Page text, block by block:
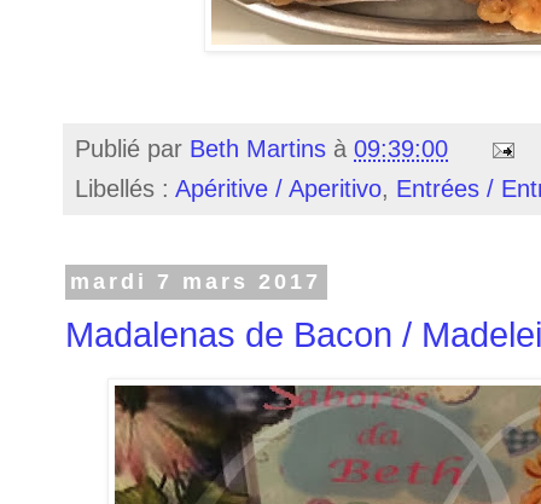
Publié par Beth Martins à 09:39:00
Libellés : Apéritive / Aperitivo, Entrées /
mardi 7 mars 2017
Madalenas de Bacon /